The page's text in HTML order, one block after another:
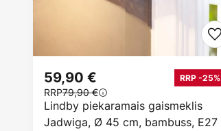
Lindby piekaramais gaismeklis
Jadwiga, Ø 45 cm, bambuss, E27
59,90 € RRP -25%
RRP79,90 €